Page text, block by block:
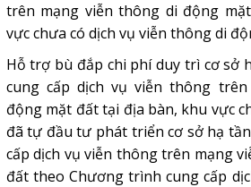
trên mạng viễn thông di động
vực chưa có dịch vụ viễn thông di
Hỗ trợ bù đắp chi phí duy trì cơ sở
cung cấp dịch vụ viễn thông
động mặt đất tại địa bàn, khu vực
đã tự đầu tư phát triển cơ sở hạ
cấp dịch vụ viễn thông trên mạng
đất theo Chương trình cung cấp